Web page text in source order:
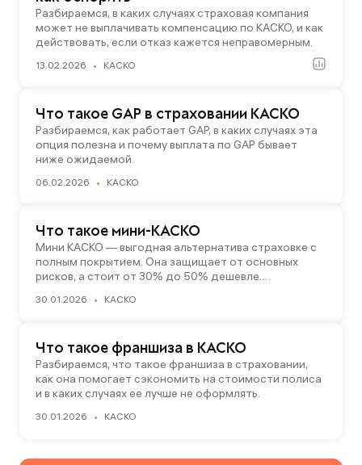
Разбираемся, в каких случаях страховая компания
может не выплачивать компенсацию по КАСКО, и как
действовать, если отказ кажется неправомерным.
13.02.2026 КАСКО
Что такое GAP в страховании КАСКО
Разбираемся, как работает GAP, в каких случаях эта
опция полезна и почему выплата по GAP бывает
ниже ожидаемой.
06.02.2026 КАСКО
Что такое мини-КАСКО
Мини КАСКО — выгодная альтернатива страховке с
полным покрытием. Она защищает от основных
рисков, а стоит от 30% до 50% дешевле.
полного покрытия и кому подойдет такая
30.01.2026 КАСКО
Что такое франшиза в КАСКО
Разбираемся, что такое франшиза в страховании,
как она помогает сэкономить на стоимости полиса
и в каких случаях ее лучше не оформлять.
30.01.2026 КАСКО